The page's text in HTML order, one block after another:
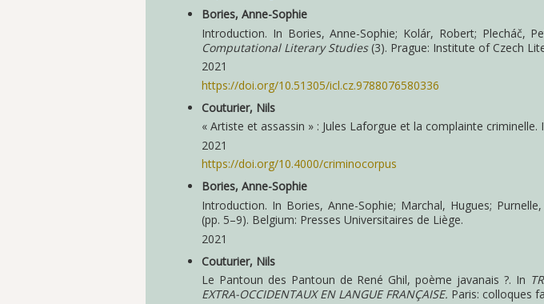
Bories, Anne-Sophie
Introduction. In Bories, Anne-Sophie; Kolár, Robert; Plecháč,
Computational Literary Studies(3). Prague: Institute of Czech
2021
https://doi.org/10.51305/icl.cz.9788076580336
Couturier, Nils
« Artiste et assassin » : Jules Laforgue et la complainte criminelle.
2021
https://doi.org/10.4000/criminocorpus
Bories, Anne-Sophie
Introduction. In Bories, Anne-Sophie; Marchal, Hugues; Purnelle,
(pp. 5–9). Belgium: Presses Universitaires de Liège.
2021
Couturier, Nils
Le Pantoun des Pantoun de René Ghil, poème javanais ?. In
EXTRA-OCCIDENTAUX EN LANGUE FRANÇAISE. Paris: colloques